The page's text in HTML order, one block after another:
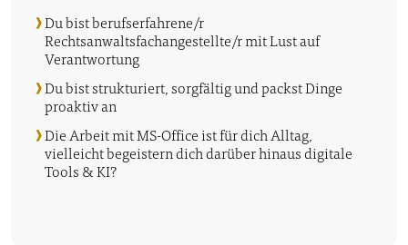
Du bist berufserfahrene/r
Rechtsanwaltsfachangestellte/r mit Lust auf
Verantwortung
Du bist strukturiert, sorgfältig und packst Dinge
proaktiv an
Die Arbeit mit MS-Office ist für dich Alltag,
vielleicht begeistern dich darüber hinaus digitale
Tools & KI?